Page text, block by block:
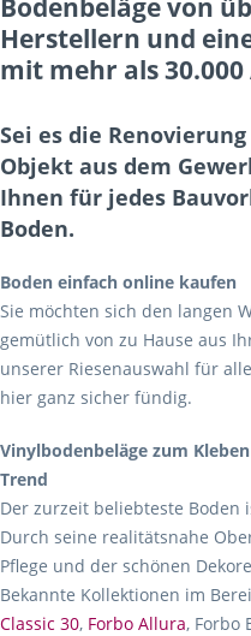
Bodenbeläge von
Herstellern und
mit mehr als
Sei es die
Objekt aus dem
Ihnen für jedes
Boden.
Boden einfach online kaufen
Sie möchten sich den langen
gemütlich von zu Hause aus
unserer Riesenauswahl für
hier ganz sicher fündig.
Vinylbodenbeläge zum
Trend
Der zurzeit beliebteste Boden
Durch seine realitätsnahe
Pflege und der schönen
Bekannte Kollektionen im
Classic 30, Forbo Allura, Forbo